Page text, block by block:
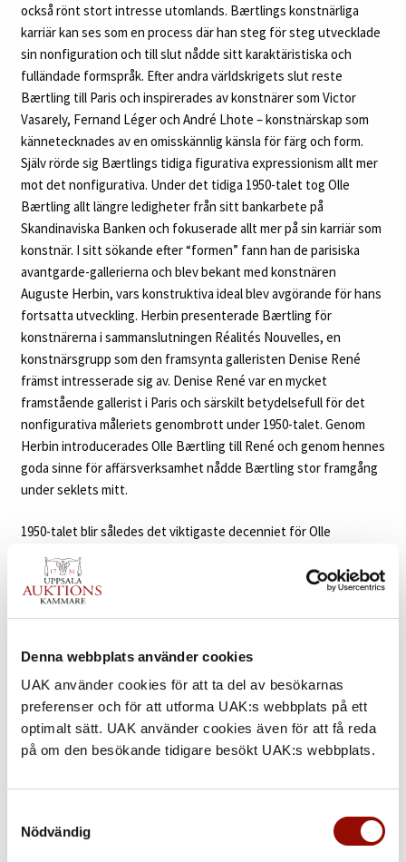
Denna webbplats använder cookies
UAK använder cookies för att ta del av besökarnas
preferenser och för att utforma UAK:s webbplats på ett
optimalt sätt. UAK använder cookies även för att få reda
på om den besökande tidigare besökt UAK:s webbplats.
Nödvändig
också rönt stort intresse utomlands. Bærtlings konstnärliga
karriär kan ses som en process där han steg för steg utvecklade
sin nonfiguration och till slut nådde sitt karaktäristiska och
fulländade formspråk. Efter andra världskrigets slut reste
Bærtling till Paris och inspirerades av konstnärer som Victor
Vasarely, Fernand Léger och André Lhote – konstnärskap som
kännetecknades av en omisskännlig känsla för färg och form.
Själv rörde sig Bærtlings tidiga figurativa expressionism allt mer
mot det nonfigurativa. Under det tidiga 1950-talet tog Olle
Bærtling allt längre ledigheter från sitt bankarbete på
Skandinaviska Banken och fokuserade allt mer på sin karriär som
konstnär. I sitt sökande efter “formen” fann han de parisiska
avantgarde-gallerierna och blev bekant med konstnären
Auguste Herbin, vars konstruktiva ideal blev avgörande för hans
fortsatta utveckling. Herbin presenterade Bærtling för
konstnärerna i sammanslutningen Réalités Nouvelles, en
konstnärsgrupp som den framsynta galleristen Denise René
främst intresserade sig av. Denise René var en mycket
framstående gallerist i Paris och särskilt betydelsefull för det
nonfigurativa måleriets genombrott under 1950-talet. Genom
Herbin introducerades Olle Bærtling till René och genom hennes
goda sinne för affärsverksamhet nådde Bærtling stor framgång
under seklets mitt.
1950-talet blir således det viktigaste decenniet för Olle
Bærtlings konst. Bærtling börjar nu skapa en helt egen stil där
trianglar och diagonaler blir huvudtemat. När Bærtling väl
försvurit sig åt det nonfigurativa, börjar han “konstruera” tavlor.
Från geometriska grundelement bygger han upp en ny bildvärld
programmerade färgklanger. År 1952 finner Bærtling sin “öppna
form”, den öppna triangeln med spetsig vinkel som uttrycker
hastighet, vilket vi i auktionens målning ser ett tidigt exempel
på. I begreppet “den öppna formen” strävade Bærtling efter att
avbilda rymd och rörelse genom sina geometriska former som
ramkanten och vidare.
Till skillnad från modernisterna i början av 1900-talet hade Olle